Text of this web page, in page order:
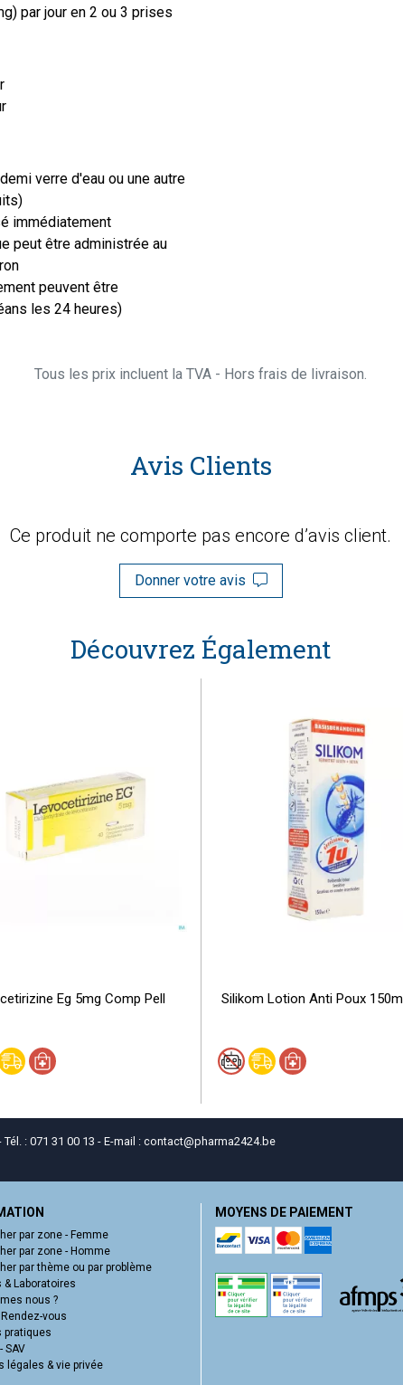
par jour en 2 ou 3 prises
verre d'eau ou une autre
immédiatement
peut être administrée au
peuvent être
les 24 heures)
Tous les prix incluent la TVA - Hors frais de livraison.
Avis Clients
Ce produit ne comporte pas encore d’avis client.
Donner votre avis
Découvrez Également
Eg 5mg Comp Pell
Silikom Lotion Anti Poux
: 071 31 00 13 - E-mail : contact@pharma2424.be
par zone - Femme
par zone - Homme
par thème ou par problème
& Laboratoires
nous ?
vous
pratiques
SAV
légales & vie privée
MOYENS DE PAIEMENT